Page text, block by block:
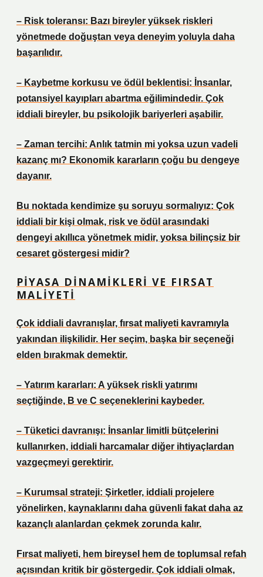
– Risk toleransı: Bazı bireyler yüksek riskleri
yönetmede doğuştan veya deneyim yoluyla daha
başarılıdır.
– Kaybetme korkusu ve ödül beklentisi: İnsanlar,
potansiyel kayıpları abartma eğilimindedir. Çok
iddiali bireyler, bu psikolojik bariyerleri aşabilir.
– Zaman tercihi: Anlık tatmin mi yoksa uzun vadeli
kazanç mı? Ekonomik kararların çoğu bu dengeye
dayanır.
Bu noktada kendimize şu soruyu sormalıyız: Çok
iddiali bir kişi olmak, risk ve ödül arasındaki
dengeyi akıllıca yönetmek midir, yoksa bilinçsiz bir
cesaret göstergesi midir?
PIYASA DINAMIKLERI VE FIRSAT
MALIYETI
Çok iddiali davranışlar, fırsat maliyeti kavramıyla
yakından ilişkilidir. Her seçim, başka bir seçeneği
elden bırakmak demektir.
– Yatırım kararları: A yüksek riskli yatırımı
seçtiğinde, B ve C seçeneklerini kaybeder.
– Tüketici davranışı: İnsanlar limitli bütçelerini
kullanırken, iddiali harcamalar diğer ihtiyaçlardan
vazgeçmeyi gerektirir.
– Kurumsal strateji: Şirketler, iddiali projelere
yönelirken, kaynaklarını daha güvenli fakat daha az
kazançlı alanlardan çekmek zorunda kalır.
Fırsat maliyeti, hem bireysel hem de toplumsal refah
açısından kritik bir göstergedir. Çok iddiali olmak,